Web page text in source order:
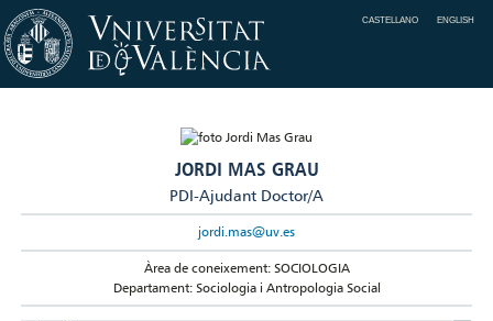
CASTELLANO ENGLISH
JORDI MAS GRAU
PDI-Ajudant Doctor/A
jordi.mas@uv.es
Àrea de coneixement: SOCIOLOGIA
Departament: Sociologia i Antropologia Social